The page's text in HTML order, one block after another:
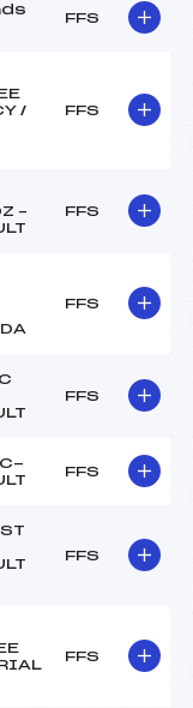
FFS
/
FFS
–
FFS
FFS
FFS
FFS
FFS
FFS